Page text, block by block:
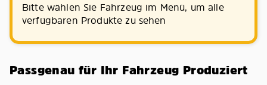
Bitte wählen Sie Fahrzeug im Menü, um alle
verfügbaren Produkte zu sehen
Passgenau für Ihr Fahrzeug Produziert